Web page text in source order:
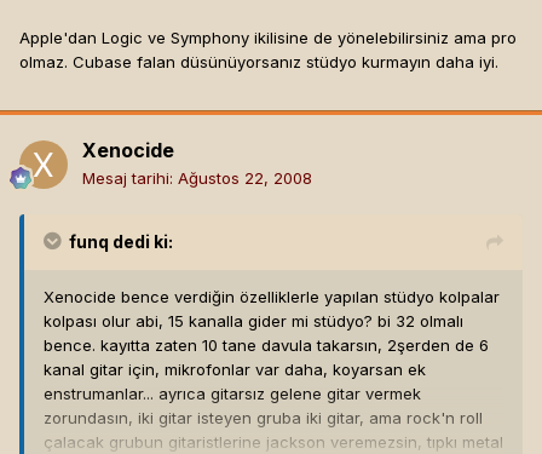
Apple'dan Logic ve Symphony ikilisine de yönelebilirsiniz ama pro
olmaz. Cubase falan düsünüyorsanız stüdyo kurmayın daha iyi.
Xenocide
Mesaj tarihi: Ağustos 22, 2008
funq dedi ki:
Xenocide bence verdiğin özelliklerle yapılan stüdyo kolpalar
kolpası olur abi, 15 kanalla gider mi stüdyo? bi 32 olmalı
bence. kayıtta zaten 10 tane davula takarsın, 2şerden de 6
kanal gitar için, mikrofonlar var daha, koyarsan ek
enstrumanlar... ayrıca gitarsız gelene gitar vermek
zorundasın, iki gitar isteyen gruba iki gitar, ama rock'n roll
çalacak grubun gitaristlerine jackson veremezsin, tıpkı metal